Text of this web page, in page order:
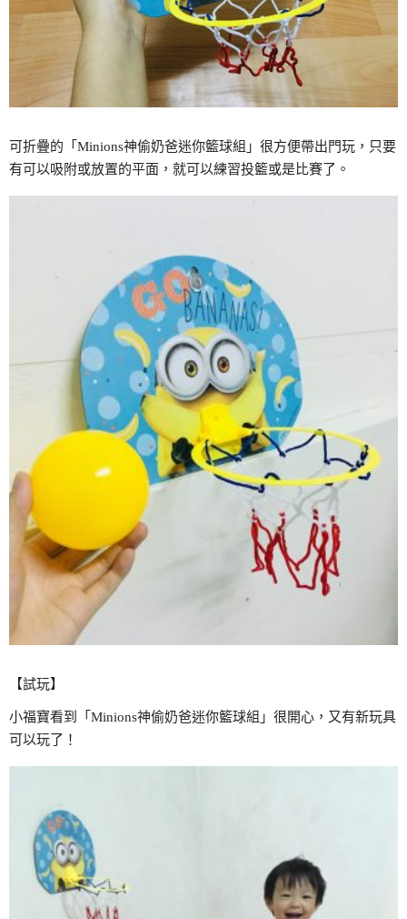
可折疊的「Minions神偷奶爸迷你籃球組」很方便帶出門玩，只要
有可以吸附或放置的平面，就可以練習投籃或是比賽了。
【試玩】
小福寶看到「Minions神偷奶爸迷你籃球組」很開心，又有新玩具
可以玩了！